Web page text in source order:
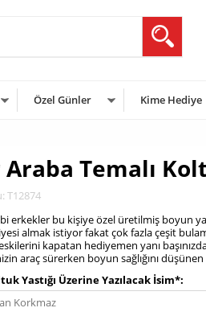
Özel Günler Kime Hediye
Temalı
T12874
erkekler bu kişiye özel üretilmiş boyun
almak istiyor fakat çok fazla çeşit
kapatan hediyemen yanı
araç sürerken boyun sağlığını
Yastığı Üzerine Yazılacak İsim*